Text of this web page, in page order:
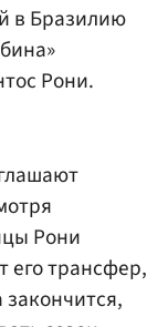
в Бразилию
Рони.
Рони
его трансфер,